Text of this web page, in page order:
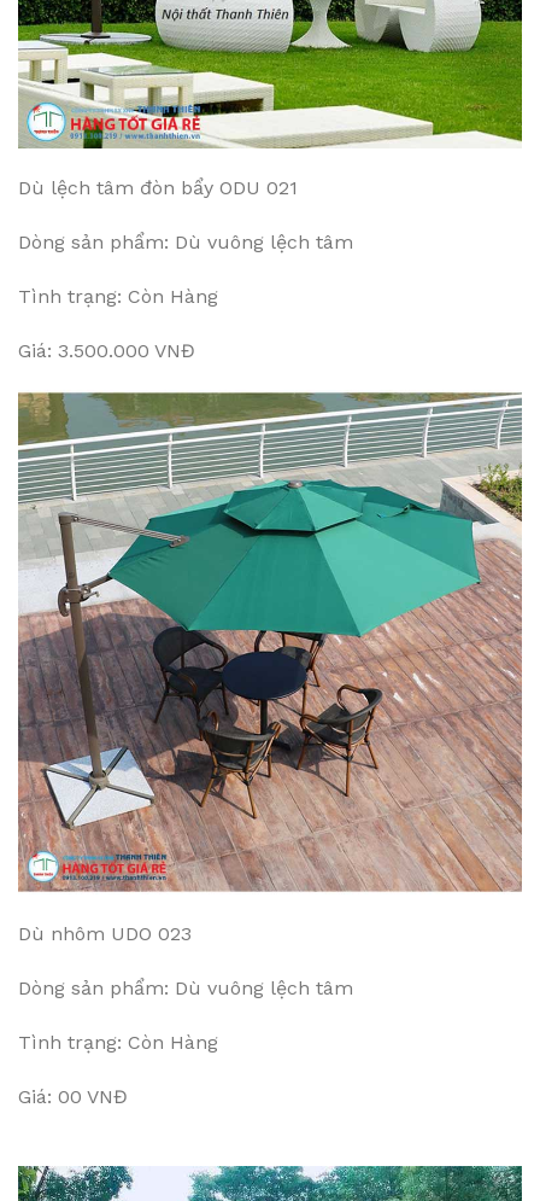
Dù lệch tâm đòn bẩy ODU 021
Dòng sản phẩm: Dù vuông lệch tâm
Tình trạng: Còn Hàng
Giá: 3.500.000 VNĐ
Dù nhôm UDO 023
Dòng sản phẩm: Dù vuông lệch tâm
Tình trạng: Còn Hàng
Giá: 00 VNĐ